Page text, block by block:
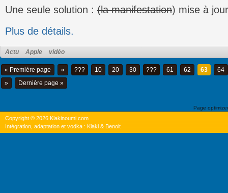
Une seule solution : (la manifestation) mise à
Plus de détails.
Actu Apple vidéo
« Première page « ??? 10 20 30 ??? 61 62 63
64
»
Dernière page »
Page
Copyright © 2026 Klakinoumi.com
Intégration, adaptation et vodka : Klaki & Benoit